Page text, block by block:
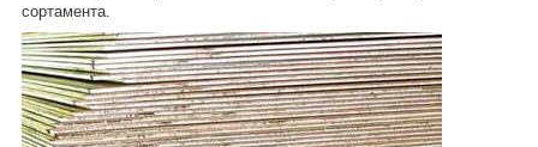
сортамента.